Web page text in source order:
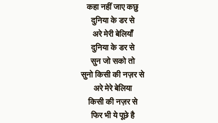
कहा नहीं जाए कछु
दुनिया के डर से
अरे मेरी बेलियाँ
दुनिया के डर से
सुन जो सको तो
सुनो किसी की नज़र से
अरे मेरे बेलिया
किसी की नज़र से
फिर भी ये पूछे है